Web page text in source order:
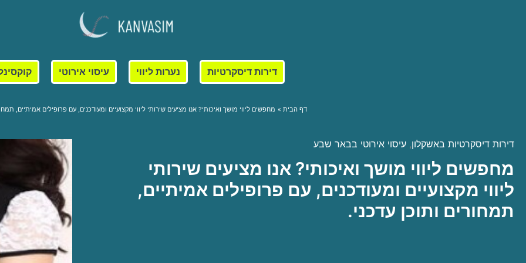
דירות דיסקרטיות נערות ליווי עיסוי אירוטי
דף הבית מחפשים ליווי מושך ואיכותי? אנו מציעים שירותי ליווי מקצועיים ומעודכנים, עם פרופילים אמיתיים,
דירות דיסקרטיות באשקלון, עיסוי אירוטי בבאר שבע
מחפשים ליווי מושך ואיכותי? אנו מציעים שירותי
ליווי מקצועיים ומעודכנים, עם פרופילים אמיתיים,
תמחורים ותוכן עדכני.